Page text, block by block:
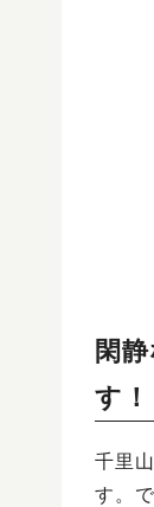
閑
す！
千里
す。